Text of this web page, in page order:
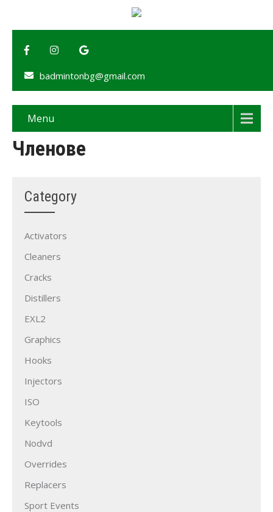
badmintonbg@gmail.com
Menu
Членове
Category
Activators
Cleaners
Cracks
Distillers
EXL2
Graphics
Hooks
Injectors
ISO
Keytools
Nodvd
Overrides
Replacers
Sport Events